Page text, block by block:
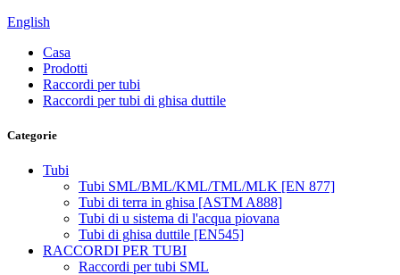
English
Casa
Prodotti
Raccordi per tubi
Raccordi per tubi di ghisa duttile
Categorie
Tubi
Tubi SML/BML/KML/TML/MLK [EN 877]
Tubi di terra in ghisa [ASTM A888]
Tubi di u sistema di l'acqua piovana
Tubi di ghisa duttile [EN545]
RACCORDI PER TUBI
Raccordi per tubi SML